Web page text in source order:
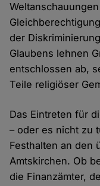
der
Glaubens lehnen
entschlossen ab,
Teile religiöser
Das Eintreten für
– oder es nicht zu
Festhalten an den
Amtskirchen. Ob
die Finanzämter,